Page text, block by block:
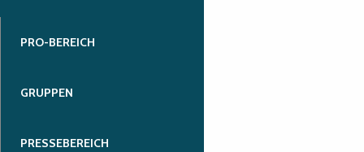
PRO-BEREICH
GRUPPEN
PRESSEBEREICH